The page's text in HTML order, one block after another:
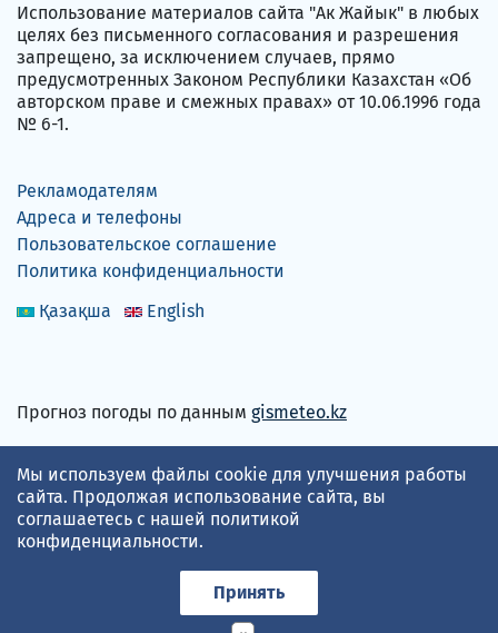
Использование материалов сайта "Ак Жайык" в любых
целях без письменного согласования и разрешения
запрещено, за исключением случаев, прямо
предусмотренных Законом Республики Казахстан «Об
авторском праве и смежных правах» от 10.06.1996 года
№ 6-1.
Рекламодателям
Адреса и телефоны
Пользовательское соглашение
Политика конфиденциальности
Қазақша
English
Прогноз погоды по данным gismeteo.kz
Принимаем карты
Мы используем файлы cookie для улучшения работы
сайта. Продолжая использование сайта, вы
соглашаетесь с нашей политикой
конфиденциальности.
Принять